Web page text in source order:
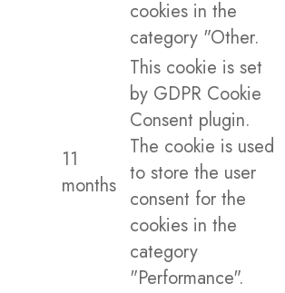
cookies in the
category "Other.
11
months
This cookie is set
by GDPR Cookie
Consent plugin.
The cookie is used
to store the user
consent for the
cookies in the
category
"Performance".